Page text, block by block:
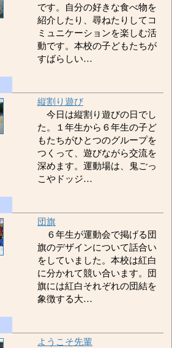
です。自分の好きな食べ物を
紹介したり、尋ねたりしてコ
ミュニケーションを楽しむ活
動です。本校の子どもたちが
すばらしい…
縦割り遊び
今日は縦割り遊びの日でし
た。１年生から６年生の子ど
もたちがひとつのグループを
つくって、遊びながら交流を
深めます。運動場は、鬼ごっ
こやドッジ…
団旗
６年生が運動会で掲げる団
旗のデザインについて話合い
をしていました。本校は紅白
に分かれて競い合います。団
旗には紅白それぞれの団結を
象徴する大…
ようこそ先輩